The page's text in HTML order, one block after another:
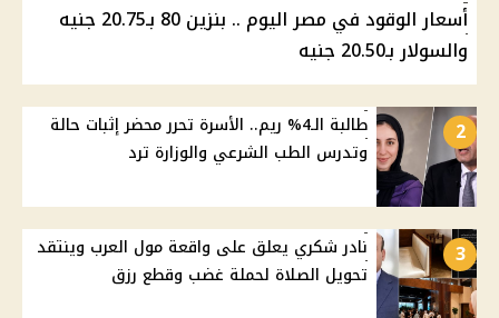
أسعار الوقود في مصر اليوم .. بنزين 80 بـ20.75 جنيه
والسولار بـ20.50 جنيه
2
طالبة الـ4% ريم.. الأسرة تحرر محضر إثبات حالة
وتدرس الطب الشرعي والوزارة ترد
3
نادر شكري يعلق على واقعة مول العرب وينتقد
تحويل الصلاة لحملة غضب وقطع رزق